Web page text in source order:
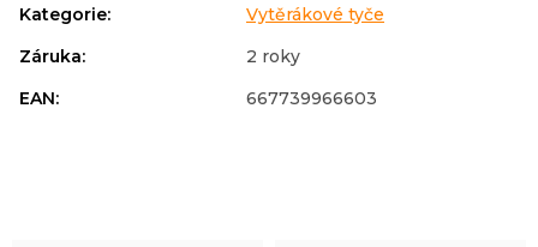
Kategorie:
Vytěrákové tyče
Záruka:
2 roky
EAN: 667739966603